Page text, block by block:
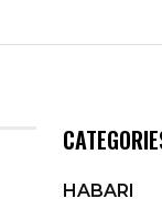
HABARI